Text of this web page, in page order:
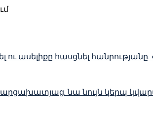
ասելիքը հասցնել
արցախատյաց. նա նույն կերպ